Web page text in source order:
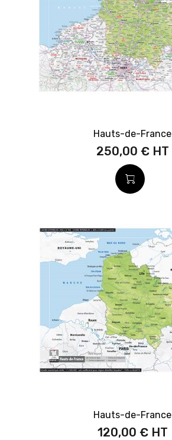
Hauts-de-France
250,00 €
Hauts-de-France
120,00 €